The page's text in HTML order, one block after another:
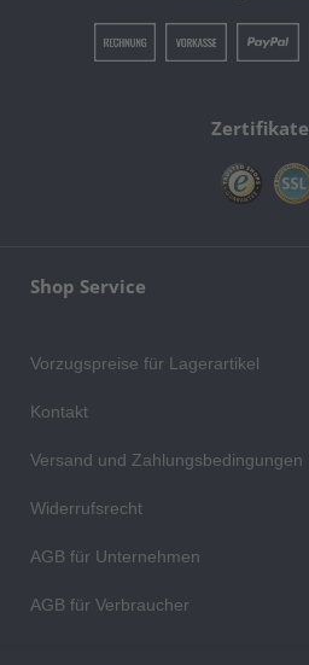
Zertifikate
Shop Service
Vorzugspreise für Lagerartikel
Kontakt
Versand und Zahlungsbedingungen
Widerrufsrecht
AGB für Unternehmen
AGB für Verbraucher